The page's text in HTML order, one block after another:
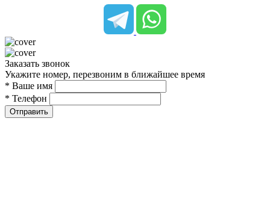
Заказать звонок
Укажите номер, перезвоним в ближайшее время
* Ваше имя
* Телефон
Отправить